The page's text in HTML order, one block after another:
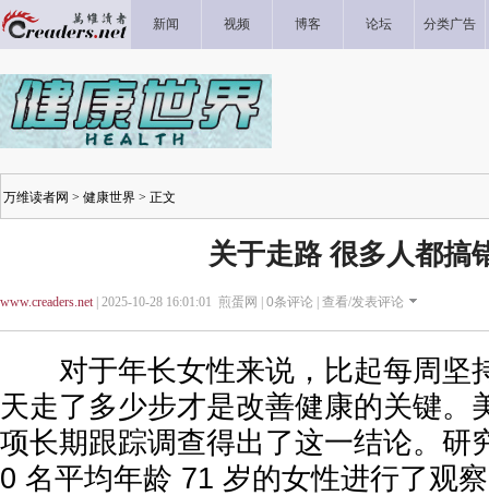
新闻 视频 博客 论坛 分类广告
万维读者网 > 健康世界 > 正文
关于走路 很多人都搞
www.creaders.net| 2025-10-28 16:01:01 煎蛋网 | 0条评论 | 查看/发表评论
对于年长女性来说，比起每周坚
天走了多少步才是改善健康的关键。
项长期跟踪调查得出了这一结论。研
0 名平均年龄 71 岁的女性进行了观